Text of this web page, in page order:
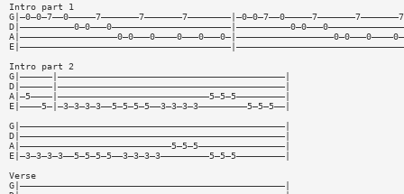
Intro part 1
Intro part 2
G|——————|——————————————————————————————————————————|
D|——————|——————————————————————————————————————————|
A|—5————|————————————————————————————5—5—5—————————|
E|————5—|—3—3—3—3——5—5—5—5——3—3—3—3—————————5—5—5——|
G|—————————————————————————————————————————————————|
D|—————————————————————————————————————————————————|
A|————————————————————————————5—5—5————————————————|
E|—3—3—3—3——5—5—5—5——3—3—3—3—————————5—5—5—————————|
Verse
G|—————————————————————————————————————————————————|